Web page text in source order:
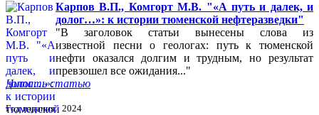
Карпов В.П., Комгорт М.В. "«А путь и далек, и
долог…»: к истории тюменской нефтеразведки"
"В заголовок статьи вынесены слова из
известной песни о геологах: путь к тюменской
нефти оказался долгим и трудным, но результат
превзошел все ожидания..."
Читать статью
Год издания: 2024